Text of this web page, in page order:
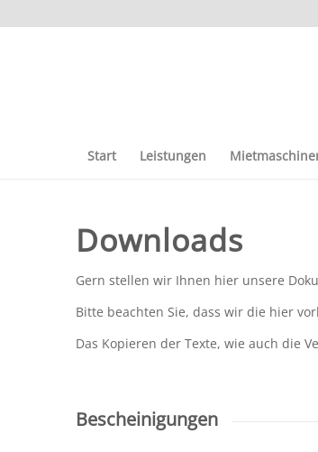
Start Leistungen
Downloads
Gern stellen wir Ihnen hier unsere
Bitte beachten Sie, dass wir die hier
Das Kopieren der Texte, wie auch die
Bescheinigungen